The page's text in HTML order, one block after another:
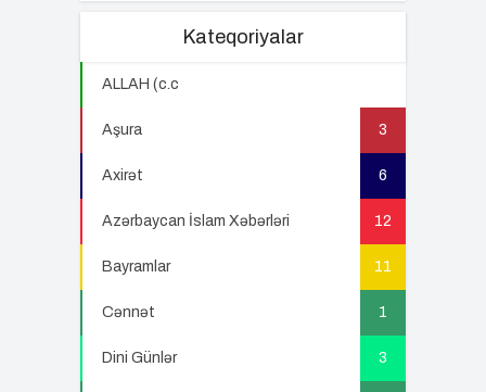
Kateqoriyalar
ALLAH (c.c
Aşura 3
Axirət 6
Azərbaycan İslam Xəbərləri 12
Bayramlar 11
Cənnət 1
Dini Günlər 3